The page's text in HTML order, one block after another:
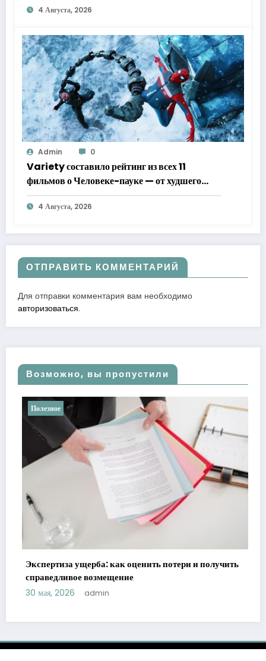
4 Августа, 2026
Admin 0
Variety составило рейтинг из всех 11
фильмов о Человеке-пауке — от худшего
к лучшему
4 Августа, 2026
ОТПРАВИТЬ КОММЕНТАРИЙ
Для отправки комментария вам необходимо
авторизоваться.
Возможно, вы пропустили
Полезное
Экспертиза ущерба: как оценить потери и получить
справедливое возмещение
30 мая, 2026 admin